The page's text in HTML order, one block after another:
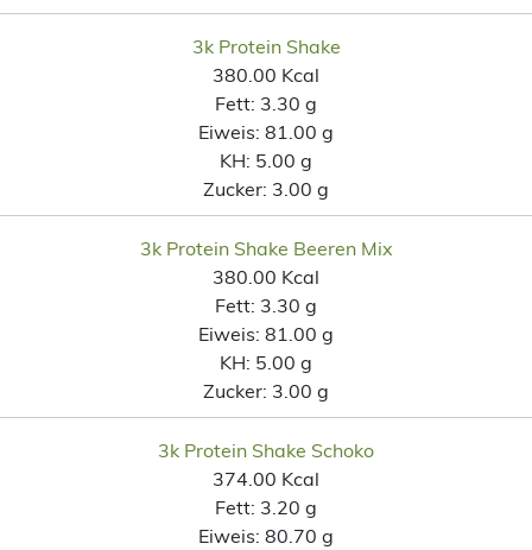
3k Protein Shake
380.00 Kcal
Fett: 3.30 g
Eiweis: 81.00 g
KH: 5.00 g
Zucker: 3.00 g
3k Protein Shake Beeren Mix
380.00 Kcal
Fett: 3.30 g
Eiweis: 81.00 g
KH: 5.00 g
Zucker: 3.00 g
3k Protein Shake Schoko
374.00 Kcal
Fett: 3.20 g
Eiweis: 80.70 g